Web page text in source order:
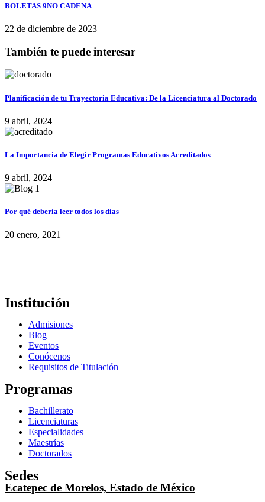
BOLETAS 9NO CADENA
22 de diciembre de 2023
También te puede interesar
Planificación de tu Trayectoria Educativa: De la Licenciatura al Doctorado
9 abril, 2024
La Importancia de Elegir Programas Educativos Acreditados
9 abril, 2024
Por qué debería leer todos los días
20 enero, 2021
Institución
Admisiones
Blog
Eventos
Conócenos
Requisitos de Titulación
Programas
Bachillerato
Licenciaturas
Especialidades
Maestrías
Doctorados
Sedes
Ecatepec de Morelos, Estado de México